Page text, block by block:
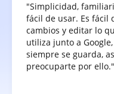
"Simplicidad,
fácil de usar. Es fácil
cambios y editar lo
utiliza junto a
siempre se guarda,
preocuparte por ello."